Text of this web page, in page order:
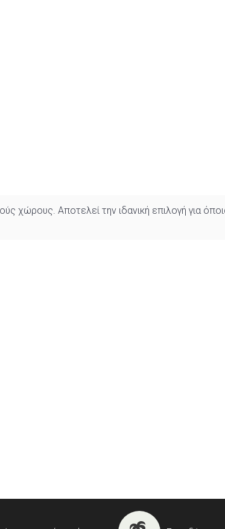
Αποτελεί την ιδανική επιλογή για